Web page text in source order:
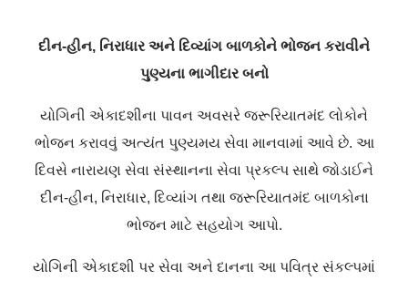
દીન-હીન, નિરાધાર અને દિવ્યાંગ બાળકોને ભોજન કરાવીને
પુણ્યના ભાગીદાર બનો
યોગિની એકાદશીના પાવન અવસરે જરૂરિયાતમંદ લોકોને
ભોજન કરાવવું અત્યંત પુણ્યમય સેવા માનવામાં આવે છે. આ
દિવસે નારાયણ સેવા સંસ્થાનના સેવા પ્રકલ્પ સાથે જોડાઈને
દીન-હીન, નિરાધાર, દિવ્યાંગ તથા જરૂરિયાતમંદ બાળકોના
ભોજન માટે સહયોગ આપો.
યોગિની એકાદશી પર સેવા અને દાનના આ પવિત્ર સંકલ્પમાં